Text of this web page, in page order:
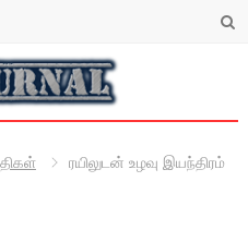
ரயிலுடன் உழவு இயந்திரம்